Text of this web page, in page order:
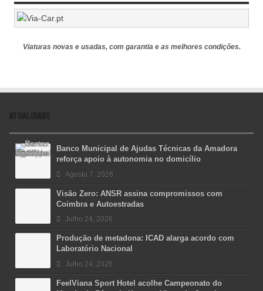
Viaturas novas e usadas, com garantia e as melhores condições.
ATUALIDADE
Banco Municipal de Ajudas Técnicas da Amadora
reforça apoio à autonomia no domicílio
Agosto 7, 2026
Visão Zero: ANSR assina compromissos com
Coimbra e Autoestradas
Julho 24, 2026
Produção de metadona: ICAD alarga acordo com
Laboratório Nacional
Julho 24, 2026
FeelViana Sport Hotel acolhe Campeonato do